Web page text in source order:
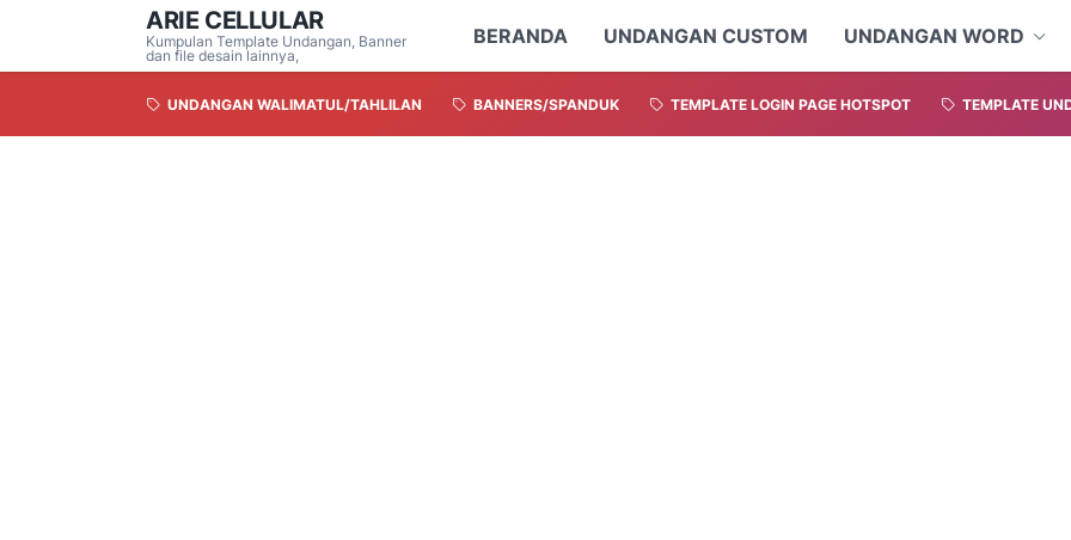
ARIE CELLULAR
Kumpulan Template Undangan, Banner
dan file desain lainnya,
BERANDA UNDANGAN CUSTOM UNDANGAN WORD
UNDANGAN WALIMATUL/TAHLILAN BANNERS/SPANDUK TEMPLATE LOGIN PAGE HOTSPOT TEMPLATE